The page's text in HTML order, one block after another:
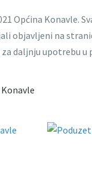
Općina Konavle.
objavljeni na
daljnju upotrebu u